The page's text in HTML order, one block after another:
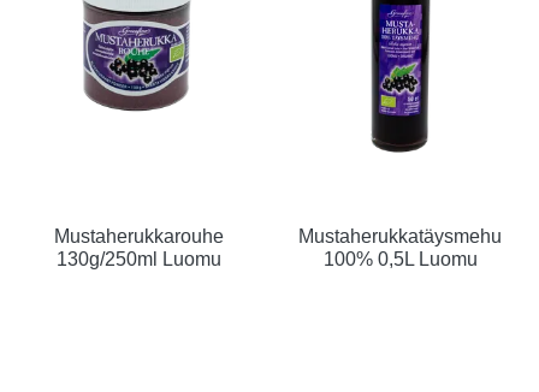
Mustaherukkarouhe
130g/250ml Luomu
Mustaherukkatäysmehu
100% 0,5L Luomu